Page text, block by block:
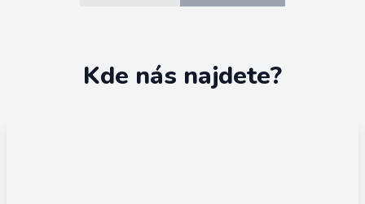
Kde nás najdete?